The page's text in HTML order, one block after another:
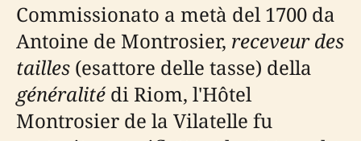
Commissionato a metà del 1700 da
Antoine de Montrosier, receveur des
tailles (esattore delle tasse) della
généralitédi Riom, l'Hôtel
Montrosier de la Vilatelle fu